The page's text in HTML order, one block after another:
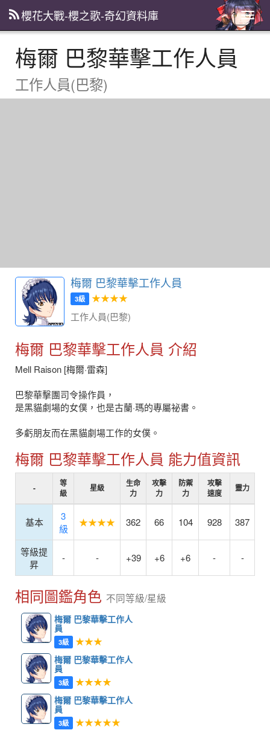
主
選
櫻花大戰-櫻之歌-奇幻資料庫
梅爾 巴黎華擊工作人員
工作人員(巴黎)
梅爾 巴黎華擊工作人員
3級
★★★★
工作人員(巴黎)
梅爾 巴黎華擊工作人員 介紹
Mell Raison [梅爾·雷森]
巴黎華擊團司令操作員，
是黑貓劇場的女僕，也是古蘭·瑪的專屬祕書。
多虧朋友而在黑貓劇場工作的女僕。
梅爾 巴黎華擊工作人員 能力值資訊
-
等
級
星級
生命
力
攻擊
力
防禦
力
攻擊
速度
靈力
基本
3
級
★★★★ 362 66 104 928 387
等級提
昇
- - +39 +6 +6 - -
相同圖鑑角色 不同等級/星級
梅爾 巴黎華擊工作人
員
3級 ★★★
梅爾 巴黎華擊工作人
員
3級 ★★★★
梅爾 巴黎華擊工作人
員
3級 ★★★★★